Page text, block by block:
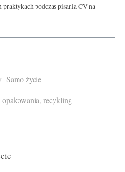
podczas pisania CV na
Samo życie
opakowania, recykling